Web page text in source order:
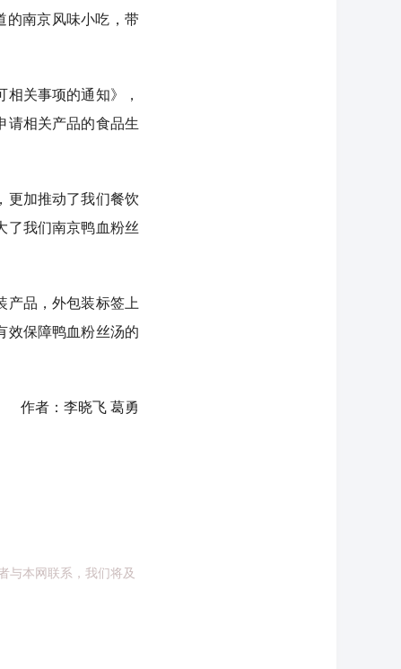
的南京风味小吃，带
关事项的通知》，
请相关产品的食品生
加推动了我们餐饮
了我们南京鸭血粉丝
品，外包装标签上
效保障鸭血粉丝汤的
作者：李晓飞 葛勇
与本网联系，我们将及